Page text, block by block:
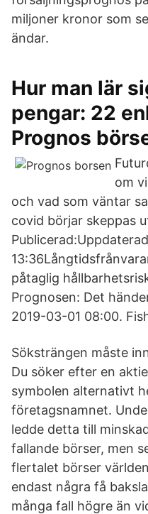
miljoner kronor som
ändar.
Hur man lär
pengar: 22
Prognos
om
och vad som väntar
covid börjar skeppas
påtaglig
Prognosen: Det
2019-03-01 08:00.
Söksträngen måste
Du söker efter en
symbolen alternativt
företagsnamnet.
ledde detta till
fallande börser, men
flertalet börser
endast några få
många fall högre än